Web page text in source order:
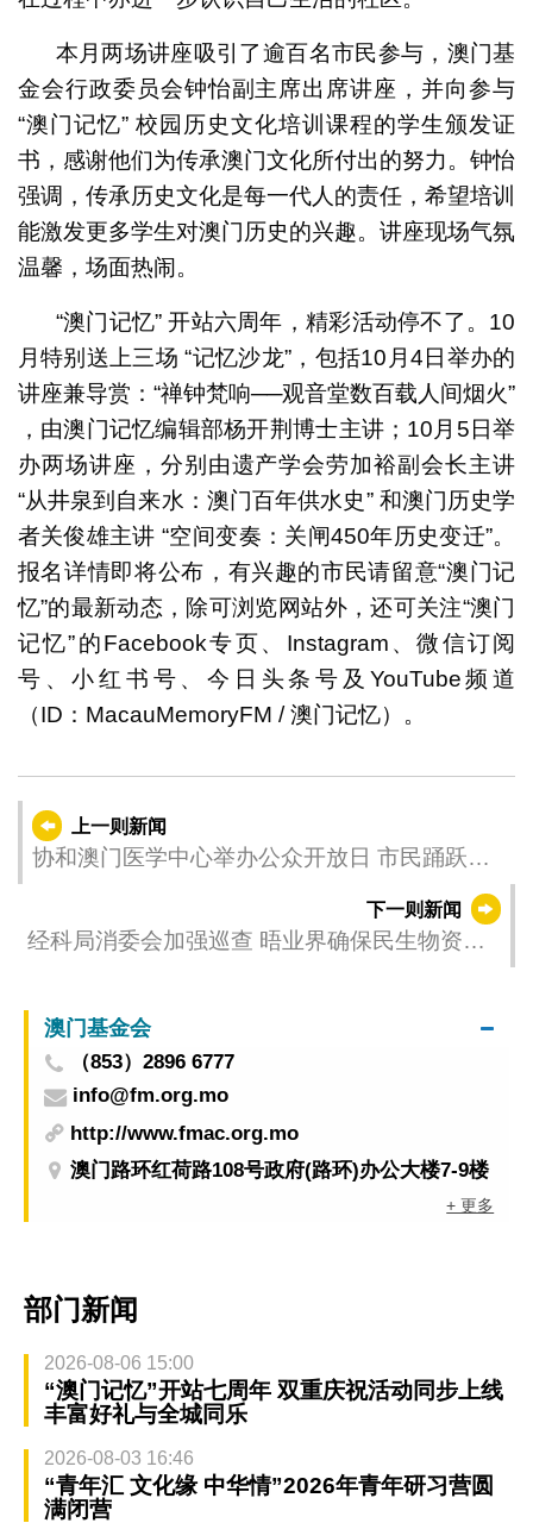
本月两场讲座吸引了逾百名市民参与，澳门基
金会行政委员会钟怡副主席出席讲座，并向参与
“澳门记忆” 校园历史文化培训课程的学生颁发证
书，感谢他们为传承澳门文化所付出的努力。钟怡
强调，传承历史文化是每一代人的责任，希望培训
能激发更多学生对澳门历史的兴趣。讲座现场气氛
温馨，场面热闹。
“澳门记忆” 开站六周年，精彩活动停不了。10
月特别送上三场 “记忆沙龙”，包括10 月 4 日举办的
讲座兼导赏：“禅钟梵响──观音堂数百载人间烟火”
，由澳门记忆编辑部杨开荆博士主讲； 10月 5 日举
办两场讲座，分别由遗产学会劳加裕副会长主讲
“从井泉到自来水：澳门百年供水史” 和澳门历史学
者关俊雄主讲 “空间变奏：关闸450年历史变迁”。
报名详情即将公布，有兴趣的市民请留意“澳门记
忆”的最新动态，除可浏览网站外，还可关注“澳门
记忆”的Facebook专页、 Instagram 、微信订阅
号、小红书号、今日头条号及 YouTube频道
（ID ：MacauMemoryFM / 澳门记忆）。
上一则新闻
协和澳门医学中心举办公众开放日 市民踊跃参
下一则新闻
经科局消委会加强巡查 晤业界确保民生物资供
澳门基金会
（853）2896 6777
info@fm.org.mo
http://www.fmac.org.mo
澳门路环红荷路108号政府(路环)办公大楼7-9楼
+ 更多
部门新闻
2026-08-06 15:00
“澳门记忆”开站七周年 双重庆祝活动同步上线
丰富好礼与全城同乐
2026-08-03 16:46
“青年汇 文化缘 中华情”2026年青年研习营圆
满闭营